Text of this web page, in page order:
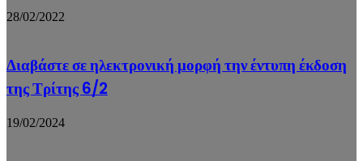
28/02/2022
Διαβάστε σε ηλεκτρονική μορφή την έντυπη έκδοση
της Τρίτης 6/2
19/02/2024